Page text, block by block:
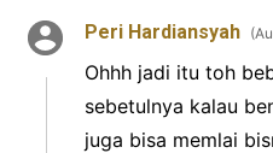
Peri Hardiansyah
Ohhh jadi itu toh
sebetulnya kalau
juga bisa memlai